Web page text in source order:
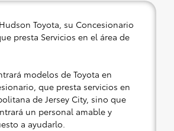
Toyota, su Concesionario
presta Servicios en el área de
modelos de Toyota en
que presta servicios en
de Jersey City, sino que
un personal amable y
a ayudarlo.